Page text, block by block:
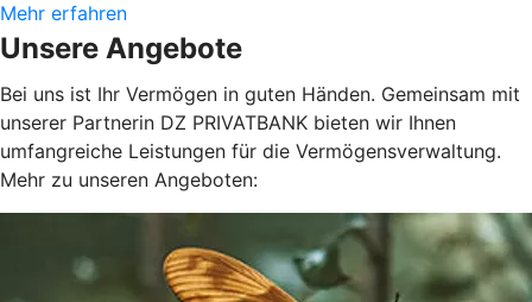
Mehr erfahren
Unsere Angebote
Bei uns ist Ihr Vermögen in guten Händen. Gemeinsam mit
unserer Partnerin DZ PRIVATBANK bieten wir Ihnen
umfangreiche Leistungen für die Vermögensverwaltung.
Mehr zu unseren Angeboten: